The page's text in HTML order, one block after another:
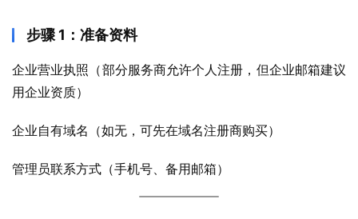
步骤 1：准备资料
企业营业执照（部分服务商允许个人注册，但企业邮箱建议
用企业资质）
企业自有域名（如无，可先在域名注册商购买）
管理员联系方式（手机号、备用邮箱）